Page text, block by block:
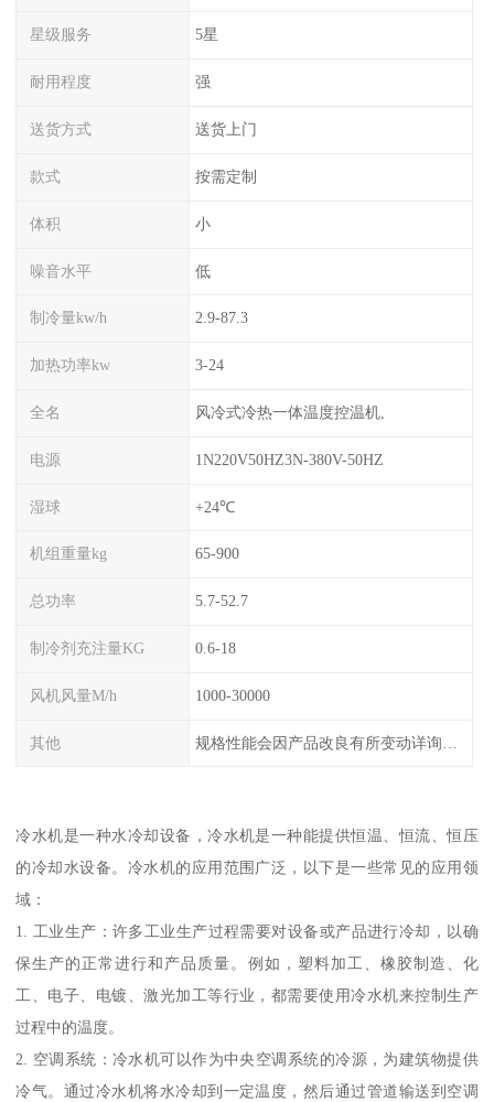
星级服务 5星
耐用程度 强
送货方式 送货上门
款式 按需定制
体积 小
噪音水平 低
制冷量kw/h 2.9-87.3
加热功率kw 3-24
全名 风冷式冷热一体温度控温机,
电源 1N220V50HZ3N-380V-50HZ
湿球 +24℃
机组重量kg 65-900
总功率 5.7-52.7
制冷剂充注量KG 0.6-18
风机风量M/h 1000-30000
其他
冷水机是一种水冷却设备，冷水机是一种能提供恒温、恒流、恒压
的冷却水设备。冷水机的应用范围广泛，以下是一些常见的应用领
域：
1. 工业生产：许多工业生产过程需要对设备或产品进行冷却，以确
保生产的正常进行和产品质量。例如，塑料加工、橡胶制造、化
工、电子、电镀、激光加工等行业，都需要使用冷水机来控制生产
过程中的温度。
2. 空调系统：冷水机可以作为中央空调系统的冷源，为建筑物提供
冷气。通过冷水机将水冷却到一定温度，然后通过管道输送到空调